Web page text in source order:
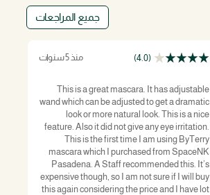
جميع المراجعات
(4.0) منذ 5 سنوات
This is a great mascara. It has adjustable
wand which can be adjusted to get a dramatic
look or more natural look. This is a nice
feature. Also it did not give any eye irritation.
This is the first time I am using ByTerry
mascara which I purchased from SpaceNK
Pasadena. A Staff recommended this. It’s
expensive though, so I am not sure if I will buy
this again considering the price and I have lot